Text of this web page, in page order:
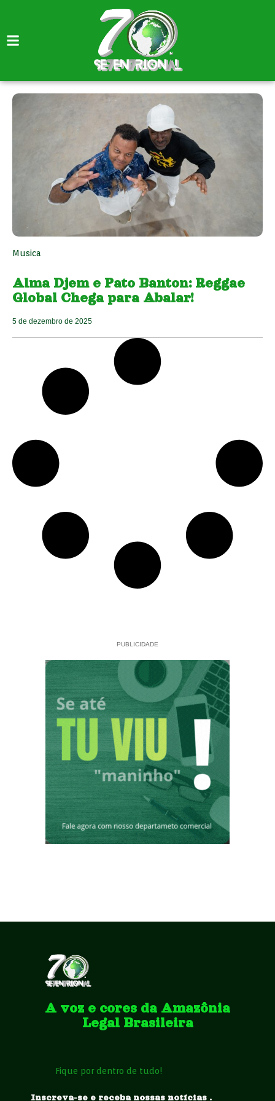
Musica
Alma Djem e Pato Banton: Reggae
Global Chega para Abalar!
5 de dezembro de 2025
PUBLICIDADE
A voz e cores da Amazônia
Legal Brasileira
Fique por dentro de tudo!
Inscreva-se e receba nossas notícias .